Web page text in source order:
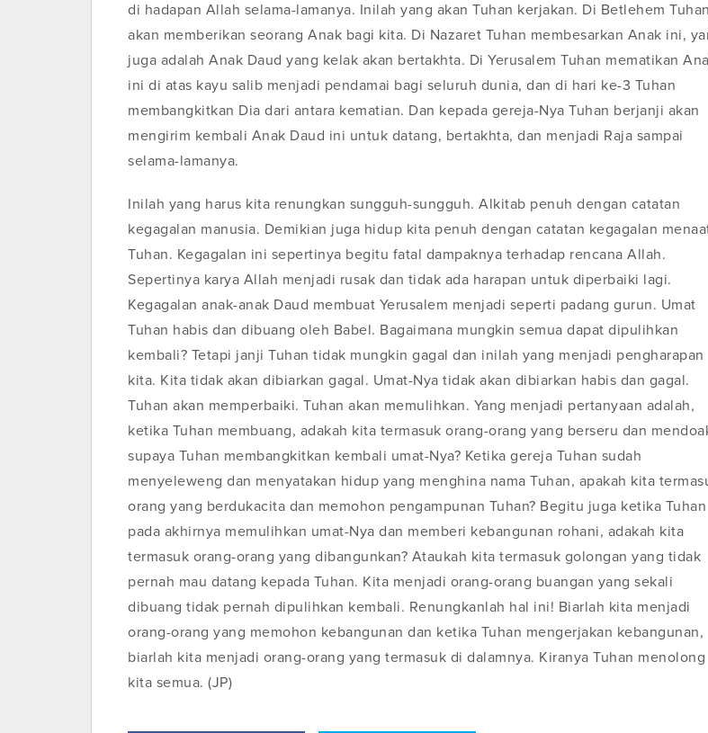
di hadapan Allah selama-lamanya. Inilah yang akan Tuhan kerjakan. Di Betlehem Tuhan
akan memberikan seorang Anak bagi kita. Di Nazaret Tuhan membesarkan Anak ini,
juga adalah Anak Daud yang kelak akan bertakhta. Di Yerusalem Tuhan mematikan
ini di atas kayu salib menjadi pendamai bagi seluruh dunia, dan di hari ke-3 Tuhan
membangkitkan Dia dari antara kematian. Dan kepada gereja-Nya Tuhan berjanji akan
mengirim kembali Anak Daud ini untuk datang, bertakhta, dan menjadi Raja sampai
selama-lamanya.
Inilah yang harus kita renungkan sungguh-sungguh. Alkitab penuh dengan catatan
kegagalan manusia. Demikian juga hidup kita penuh dengan catatan kegagalan
Tuhan. Kegagalan ini sepertinya begitu fatal dampaknya terhadap rencana Allah.
Sepertinya karya Allah menjadi rusak dan tidak ada harapan untuk diperbaiki lagi.
Kegagalan anak-anak Daud membuat Yerusalem menjadi seperti padang gurun. Umat
Tuhan habis dan dibuang oleh Babel. Bagaimana mungkin semua dapat dipulihkan
kembali? Tetapi janji Tuhan tidak mungkin gagal dan inilah yang menjadi pengharapan
kita. Kita tidak akan dibiarkan gagal. Umat-Nya tidak akan dibiarkan habis dan gagal.
Tuhan akan memperbaiki. Tuhan akan memulihkan. Yang menjadi pertanyaan adalah,
ketika Tuhan membuang, adakah kita termasuk orang-orang yang berseru dan
supaya Tuhan membangkitkan kembali umat-Nya? Ketika gereja Tuhan sudah
menyeleweng dan menyatakan hidup yang menghina nama Tuhan, apakah kita
orang yang berdukacita dan memohon pengampunan Tuhan? Begitu juga ketika Tuhan
pada akhirnya memulihkan umat-Nya dan memberi kebangunan rohani, adakah kita
termasuk orang-orang yang dibangunkan? Ataukah kita termasuk golongan yang tidak
pernah mau datang kepada Tuhan. Kita menjadi orang-orang buangan yang sekali
dibuang tidak pernah dipulihkan kembali. Renungkanlah hal ini! Biarlah kita menjadi
orang-orang yang memohon kebangunan dan ketika Tuhan mengerjakan kebangunan,
biarlah kita menjadi orang-orang yang termasuk di dalamnya. Kiranya Tuhan menolong
kita semua. (JP)